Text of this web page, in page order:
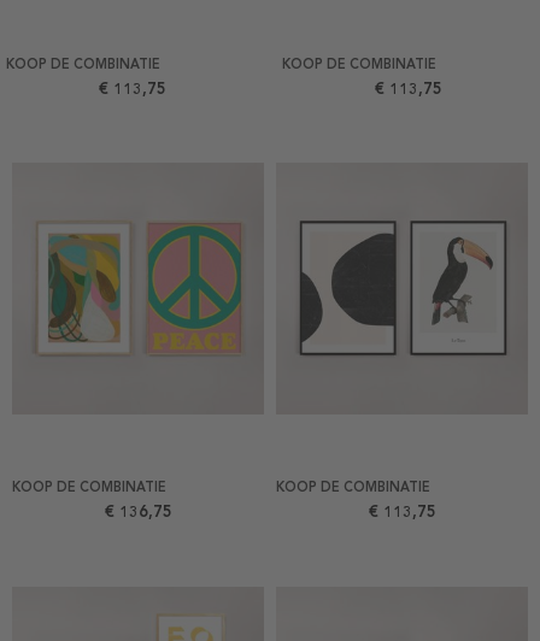
KOOP DE COMBINATIE
€ 113,75
KOOP DE COMBINATIE
€ 113,75
KOOP DE COMBINATIE
€ 136,75
KOOP DE COMBINATIE
€ 113,75